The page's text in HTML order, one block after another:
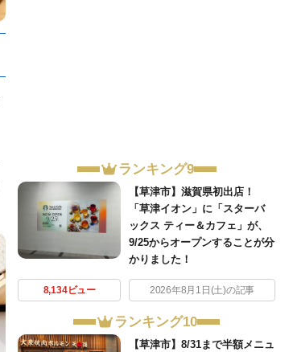
ランキング9
【草津市】滋賀県初出店！
「草津イオン」に「スターバ
ックス ティー＆カフェ」が、
9/25からオープンすることが分
かりました！
8,134ビュー 2026年8月1日(土)の記事
ランキング10
【草津市】8/31まで半額メニュ